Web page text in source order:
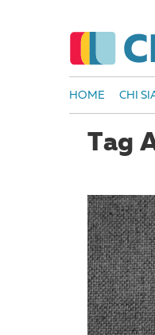
HOME CHI
Tag